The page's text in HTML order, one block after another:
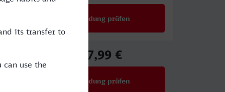
Verbindung prüfen
27,99 €
Verbindung prüfen